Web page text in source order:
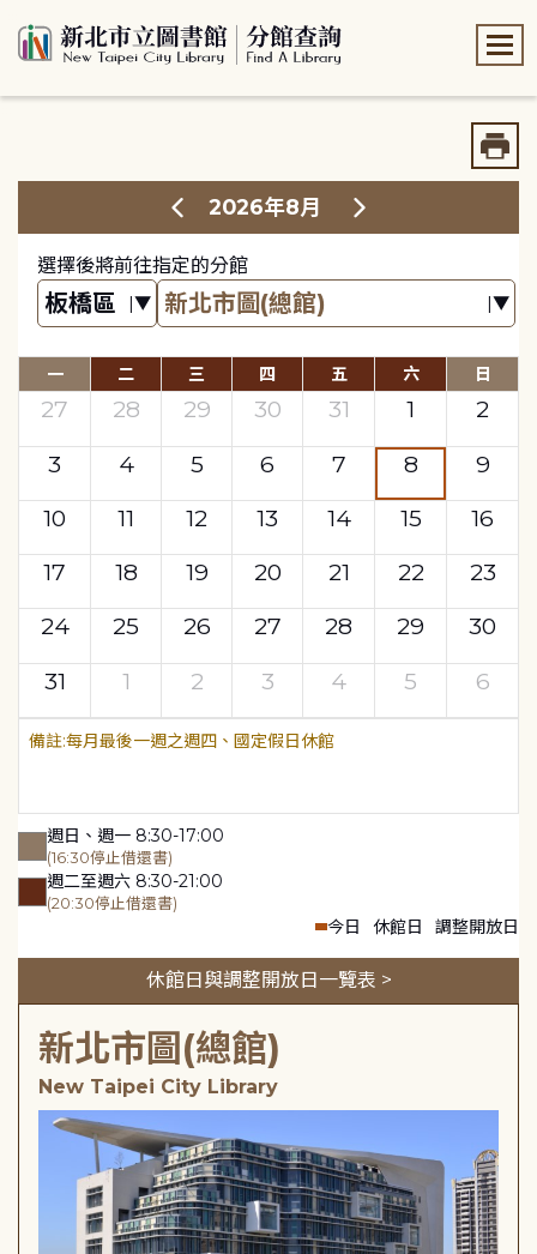
2026年8月
選擇後將前往指定的分館
一 二 三 四 五 六 日
27 28 29 30 31 1
2
3
4 5 6 7 8
9
10
11 12 13 14 15
16
17
18 19 20 21 22
23
24
25 26 27 28 29
30
31
1 2 3 4 5 6
每月最後一週之週四、國定假日休館
週日、週一 8:30-17:00
(16:30停止借還書)
週二至週六 8:30-21:00
(20:30停止借還書)
今日 休館日 調整開放日
休館日與調整開放日一覽表 >
新北市圖(總館)
New Taipei City Library